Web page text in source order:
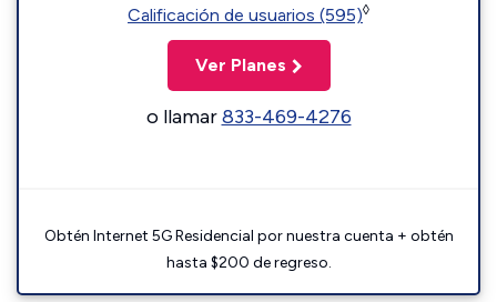
Calificación de usuarios (595)◊
Ver Planes
o llamar833-469-4276
Obtén Internet 5G Residencial por nuestra cuenta + obtén
hasta $200 de regreso.